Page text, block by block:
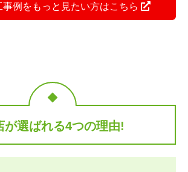
事例をもっと見たい方はこちら
が選ばれる4つの理由!